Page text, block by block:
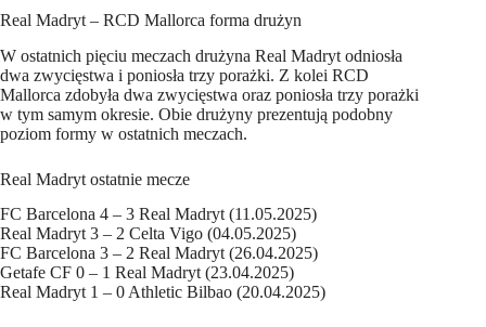
Real Madryt – RCD Mallorca forma drużyn
W ostatnich pięciu meczach drużyna Real Madryt odniosła
dwa zwycięstwa i poniosła trzy porażki. Z kolei RCD
Mallorca zdobyła dwa zwycięstwa oraz poniosła trzy porażki
w tym samym okresie. Obie drużyny prezentują podobny
poziom formy w ostatnich meczach.
Real Madryt ostatnie mecze
FC Barcelona 4 – 3 Real Madryt (11.05.2025)
Real Madryt 3 – 2 Celta Vigo (04.05.2025)
FC Barcelona 3 – 2 Real Madryt (26.04.2025)
Getafe CF 0 – 1 Real Madryt (23.04.2025)
Real Madryt 1 – 0 Athletic Bilbao (20.04.2025)